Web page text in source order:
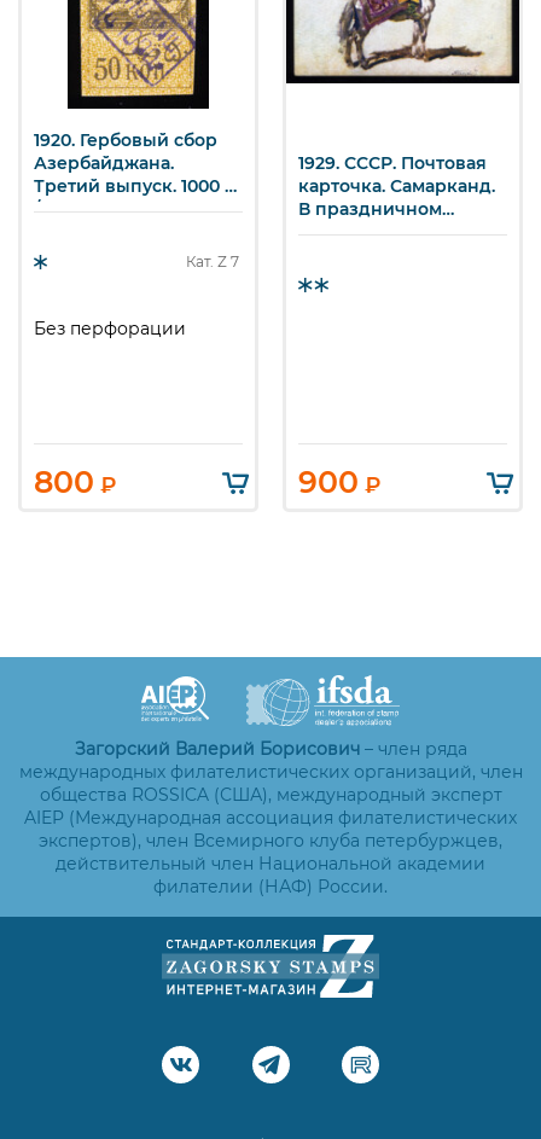
1920. Гербовый сбор
Азербайджана.
Третий выпуск. 1000 р.
/ 50 к.
Кат. Z 7
Без перфорации
800 ₽
1929. СССР. Почтовая
карточка. Самарканд.
В праздничном
наряде.
900 ₽
Загорский Валерий Борисович– член ряда
международных филателистических организаций, член
общества ROSSICA (США), международный эксперт
AIEP (Международная ассоциация филателистических
экспертов), член Всемирного клуба петербуржцев,
действительный член Национальной академии
филателии (НАФ) России.